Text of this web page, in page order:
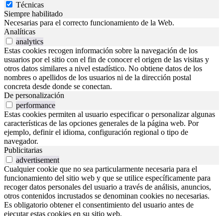
Técnicas
Siempre habilitado
Necesarias para el correcto funcionamiento de la Web.
Analíticas
analytics
Estas cookies recogen información sobre la navegación de los
usuarios por el sitio con el fin de conocer el origen de las visitas y
otros datos similares a nivel estadístico. No obtiene datos de los
nombres o apellidos de los usuarios ni de la dirección postal
concreta desde donde se conectan.
De personalización
performance
Estas cookies permiten al usuario especificar o personalizar algunas
características de las opciones generales de la página web. Por
ejemplo, definir el idioma, configuración regional o tipo de
navegador.
Publicitarias
advertisement
Cualquier cookie que no sea particularmente necesaria para el
funcionamiento del sitio web y que se utilice específicamente para
recoger datos personales del usuario a través de análisis, anuncios,
otros contenidos incrustados se denominan cookies no necesarias.
Es obligatorio obtener el consentimiento del usuario antes de
ejecutar estas cookies en su sitio web.